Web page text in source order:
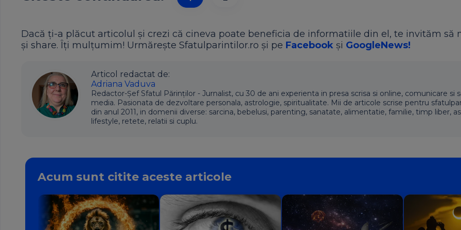
Dacă ți-a plăcut articolul și crezi că cineva poate beneficia de informatiile din el, te invităm să
și share. Îți mulțumim! Urmărește Sfatulparintilor.ro și pe Facebook și GoogleNews!
Articol redactat de:
Adriana Vaduva
Redactor-Șef Sfatul Părinților - Jurnalist, cu 30 de ani experienta in presa scrisa si online, comunicare si
media. Pasionata de dezvoltare personala, astrologie, spiritualitate. Mii de articole scrise pentru
din anul 2011, in domenii diverse: sarcina, bebelusi, parenting, sanatate, alimentatie, familie, timp liber,
lifestyle, retete, relatii si cuplu.
Acum sunt citite aceste articole